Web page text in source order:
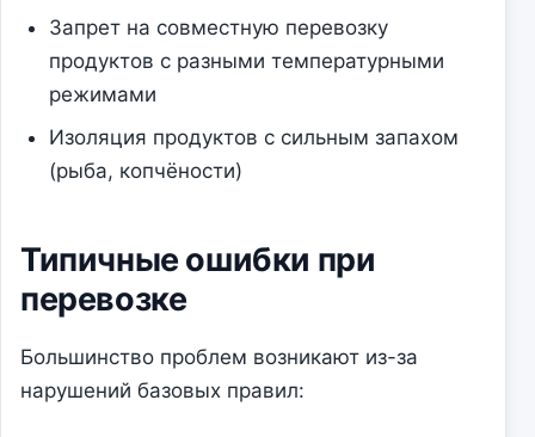
Запрет на совместную перевозку
продуктов с разными температурными
режимами
Изоляция продуктов с сильным запахом
(рыба, копчёности)
Типичные ошибки при
перевозке
Большинство проблем возникают из-за
нарушений базовых правил: